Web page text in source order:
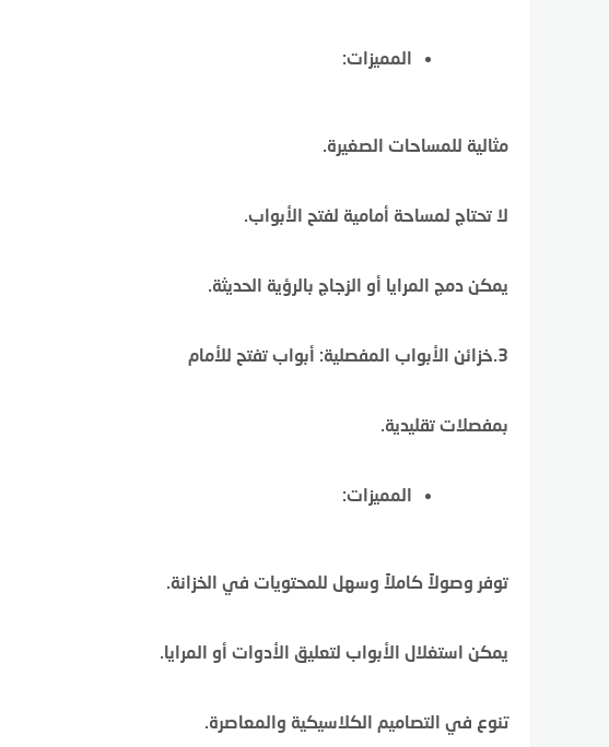
المميزات:
مثالية للمساحات الصغيرة.
لا تحتاج لمساحة أمامية لفتح الأبواب.
يمكن دمج المرايا أو الزجاج بالرؤية الحديثة.
3.خزائن الأبواب المفصلية: أبواب تفتح للأمام
بمفصلات تقليدية.
المميزات:
توفر وصولاً كاملاً وسهل للمحتويات في الخزانة.
يمكن استغلال الأبواب لتعليق الأدوات أو المرايا.
تنوع في التصاميم الكلاسيكية والمعاصرة.